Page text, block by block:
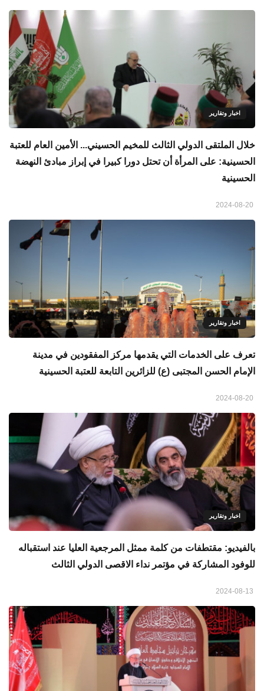
اخبار وتقارير
خلال الملتقى الدولي الثالث للمخيم الحسيني... الأمين العام للعتبة
الحسينية: على المرأة أن تحتل دورا كبيرا في إبراز مبادئ النهضة
الحسينية
اخبار وتقارير
تعرف على الخدمات التي يقدمها مركز المفقودين في مدينة
الإمام الحسن المجتبى (ع) للزائرين التابعة للعتبة الحسينية
اخبار وتقارير
بالفيديو: مقتطفات من كلمة ممثل المرجعية العليا عند استقباله
للوفود المشاركة في مؤتمر نداء الاقصى الدولي الثالث